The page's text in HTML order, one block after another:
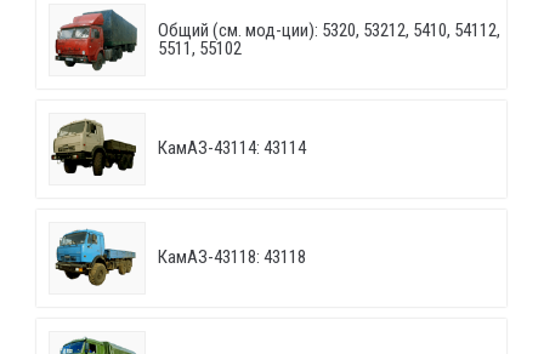
Общий (см. мод-ции): 5320, 53212, 5410, 54112,
5511, 55102
КамАЗ-43114: 43114
КамАЗ-43118: 43118